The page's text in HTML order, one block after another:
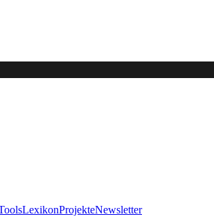
LexikonProjekteNewsletter